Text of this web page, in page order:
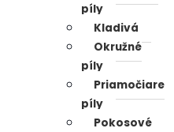
píly
Kladivá
Okružné
píly
Priamočiare
píly
Pokosové